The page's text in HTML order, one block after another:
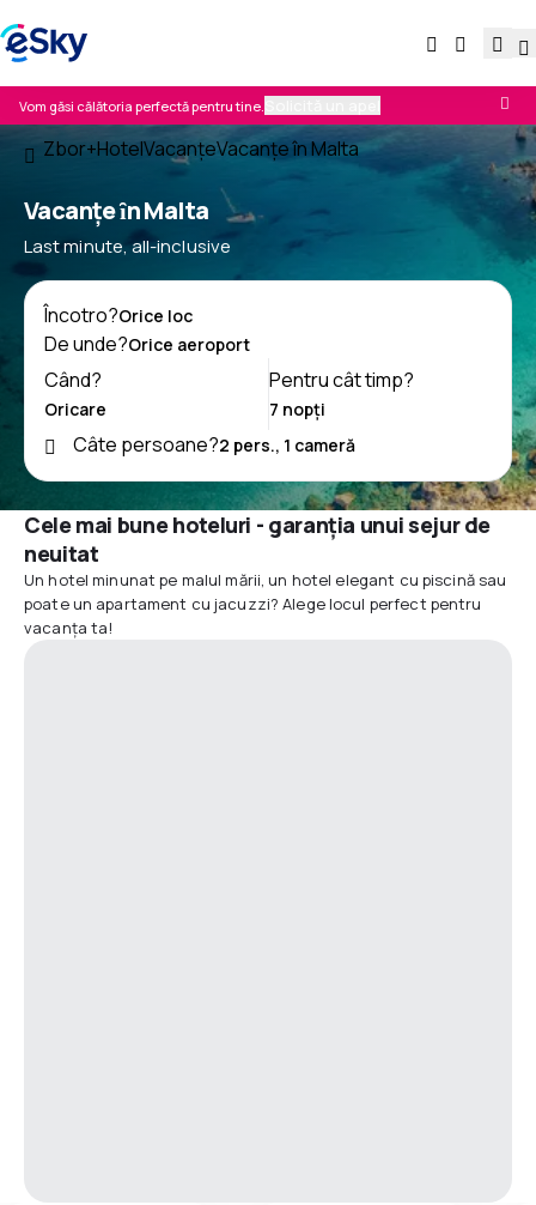
Vom găsi călătoria perfectă pentru tine.
Zbor+HotelVacanţeVacanţe în Malta
Vacanțe ȋn Malta
Last minute, all-inclusive
Încotro?
De unde?
Când?
Pentru cât timp?
Câte persoane?
Cele mai bune hoteluri - garanția unui sejur de
neuitat
Un hotel minunat pe malul mării, un hotel elegant cu piscină sau
poate un apartament cu jacuzzi? Alege locul perfect pentru
vacanța ta!